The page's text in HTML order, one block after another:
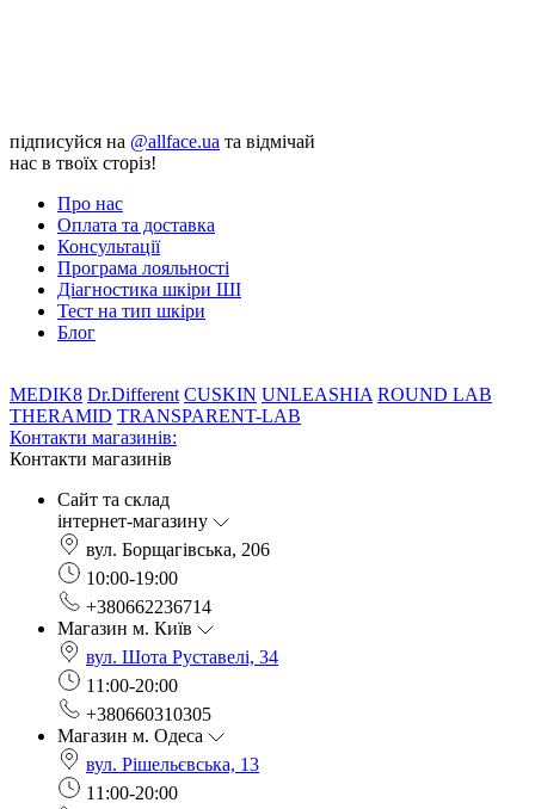
підписуйся на @allface.ua та відмічай
нас в твоїх сторіз!
Про нас
Оплата та доставка
Консультації
Програма лояльності
Діагностика шкіри ШІ
Тест на тип шкіри
Блог
MEDIK8 Dr.Different CUSKIN UNLEASHIA ROUND LAB
THERAMID TRANSPARENT-LAB
Контакти магазинів:
Контакти магазинів
Сайт та склад
інтернет-магазину
вул. Борщагівська, 206
10:00-19:00
+380662236714
Магазин м. Київ
вул. Шота Руставелі, 34
11:00-20:00
+380660310305
Магазин м. Одеса
вул. Рішельєвська, 13
11:00-20:00